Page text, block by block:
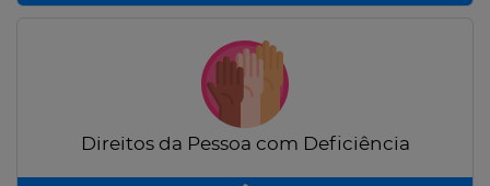
Direitos da Pessoa com Deficiência